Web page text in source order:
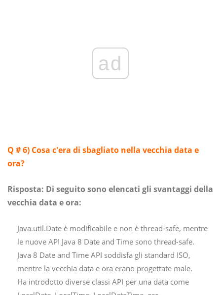
ad
Q # 6) Cosa c'era di sbagliato nella vecchia data e
ora?
Risposta: Di seguito sono elencati gli svantaggi della
vecchia data e ora:
Java.util.Date è modificabile e non è thread-safe, mentre
le nuove API Java 8 Date and Time sono thread-safe.
Java 8 Date and Time API soddisfa gli standard ISO,
mentre la vecchia data e ora erano progettate male.
Ha introdotto diverse classi API per una data come